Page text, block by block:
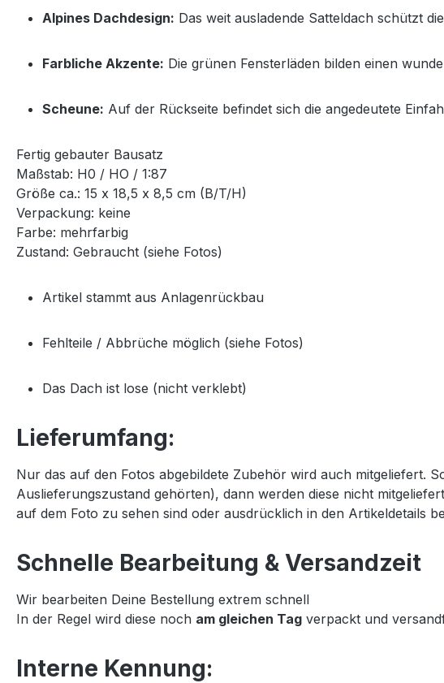
Alpines Dachdesign: Das weit ausladende Satteldach schützt
Farbliche Akzente: Die grünen Fensterläden bilden einen
Scheune: Auf der Rückseite befindet sich die angedeutete
Fertig gebauter Bausatz
Maßstab: H0 / HO / 1:87
Größe ca.: 15 x 18,5 x 8,5 cm (B/T/H)
Verpackung: keine
Farbe: mehrfarbig
Zustand: Gebraucht (siehe Fotos)
Artikel stammt aus Anlagenrückbau
Fehlteile / Abbrüche möglich (siehe Fotos)
Das Dach ist lose (nicht verklebt)
Lieferumfang:
Nur das auf den Fotos abgebildete Zubehör wird auch mitgeliefert.
Auslieferungszustand gehörten), dann werden diese nicht
auf dem Foto zu sehen sind oder ausdrücklich in den Artikeldetails
Schnelle Bearbeitung & Versandzeit
Wir bearbeiten Deine Bestellung extrem schnell
In der Regel wird diese noch am gleichen Tag verpackt und
Interne Kennung: